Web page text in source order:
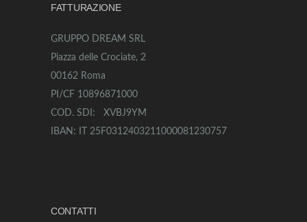
FATTURAZIONE
GRUPPO DREAM SRL
Piazza delle Crociate, 2
00162 Roma
PI/CF 10896871000
COD. SDI: XVBJ9YM
IBAN: IT 25F0312403211000081230757
CONTATTI